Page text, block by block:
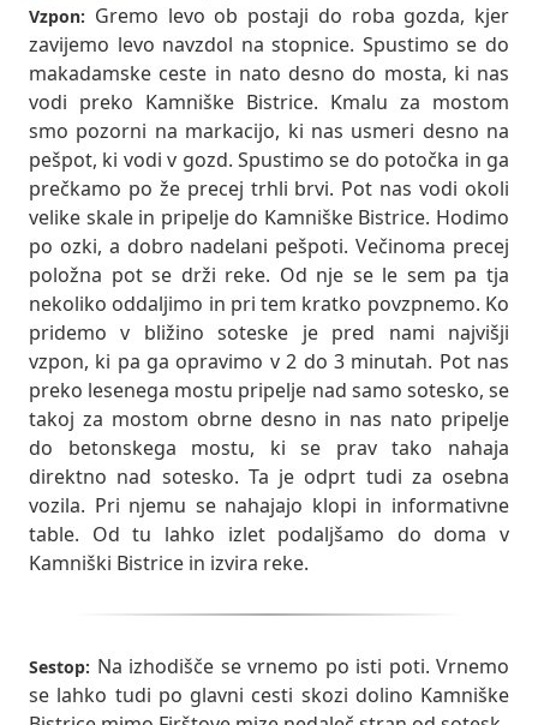
Vzpon: Gremo levo ob postaji do roba gozda, kjer
zavijemo levo navzdol na stopnice. Spustimo se do
makadamske ceste in nato desno do mosta, ki nas
vodi preko Kamniške Bistrice. Kmalu za mostom
smo pozorni na markacijo, ki nas usmeri desno na
pešpot, ki vodi v gozd. Spustimo se do potočka in ga
prečkamo po že precej trhli brvi. Pot nas vodi okoli
velike skale in pripelje do Kamniške Bistrice. Hodimo
po ozki, a dobro nadelani pešpoti. Večinoma precej
položna pot se drži reke. Od nje se le sem pa tja
nekoliko oddaljimo in pri tem kratko povzpnemo. Ko
pridemo v bližino soteske je pred nami najvišji
vzpon, ki pa ga opravimo v 2 do 3 minutah. Pot nas
preko lesenega mostu pripelje nad samo sotesko, se
takoj za mostom obrne desno in nas nato pripelje
do betonskega mostu, ki se prav tako nahaja
direktno nad sotesko. Ta je odprt tudi za osebna
vozila. Pri njemu se nahajajo klopi in informativne
table. Od tu lahko izlet podaljšamo do doma v
Kamniški Bistrice in izvira reke.
Sestop: Na izhodišče se vrnemo po isti poti. Vrnemo
se lahko tudi po glavni cesti skozi dolino Kamniške